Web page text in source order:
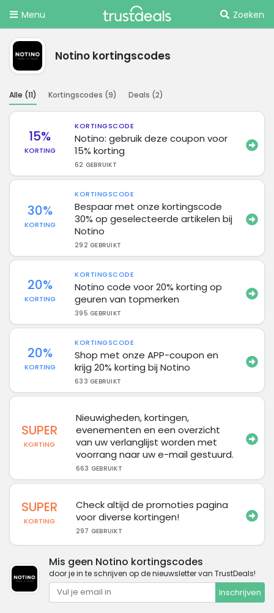
Menu Zoeken
Notino kortingscodes
Alle (11) Kortingscodes (9) Deals (2)
15%
KORTING
KORTINGSCODE
Notino: gebruik deze coupon voor
15% korting
62 GEBRUIKT
30%
KORTING
KORTINGSCODE
Bespaar met onze kortingscode
30% op geselecteerde artikelen bij
Notino
292 GEBRUIKT
20%
KORTING
KORTINGSCODE
Notino code voor 20% korting op
geuren van topmerken
395 GEBRUIKT
20%
KORTING
KORTINGSCODE
Shop met onze APP-coupon en
krijg 20% korting bij Notino
633 GEBRUIKT
SUPER
KORTING
Nieuwigheden, kortingen,
evenementen en een overzicht
van uw verlanglijst worden met
voorrang naar uw e-mail gestuurd.
663 GEBRUIKT
SUPER
KORTING
Check altijd de promoties pagina
voor diverse kortingen!
297 GEBRUIKT
Mis geen Notino kortingscodes
door je in te schrijven op de nieuwsletter van TrustDeals!
Inschrijven